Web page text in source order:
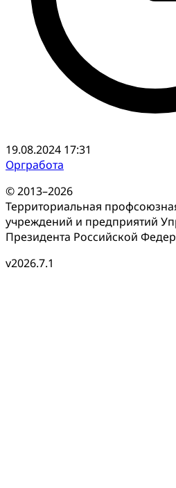
19.08.2024 17:31
Оргработа
© 2013–2026
Территориальная
учреждений и предприятий
Президента Российской
v2026.7.1